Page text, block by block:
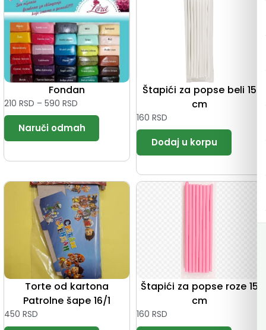
Fondan
210 RSD – 590 RSD
Štapići za popse beli 15
cm
160 RSD
Torte od kartona
Patrolne šape 16/1
450 RSD
Štapići za popse roze 15
cm
160 RSD